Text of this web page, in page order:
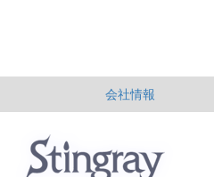
会社情報